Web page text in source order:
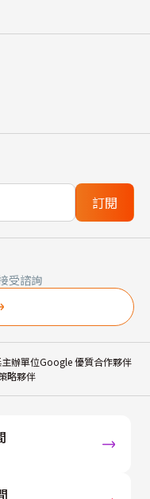
訂閱
受諮詢
辦單位Google 優質合作夥伴
略夥伴